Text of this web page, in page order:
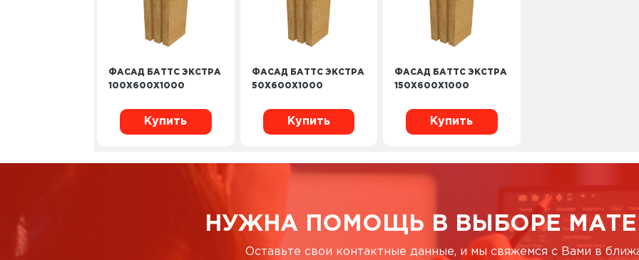
ФАСАД БАТТС ЭКСТРА
100X600X1000
Купить
ФАСАД БАТТС ЭКСТРА
50X600X1000
Купить
ФАСАД БАТТС ЭКСТРА
150X600X1000
Купить
НУЖНА ПОМОЩЬ В ВЫБОРЕ
Оставьте свои контактные данные, и мы свяжемся с Вами в